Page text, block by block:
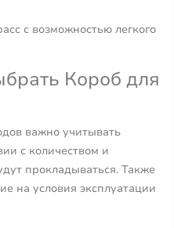
с возможностью легкого
Короб для
важно учитывать
с количеством и
прокладываться. Также
на условия эксплуатации